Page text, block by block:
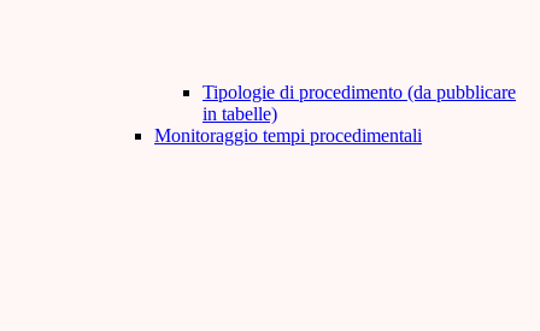
Tipologie di procedimento (da pubblicare
in tabelle)
Monitoraggio tempi procedimentali